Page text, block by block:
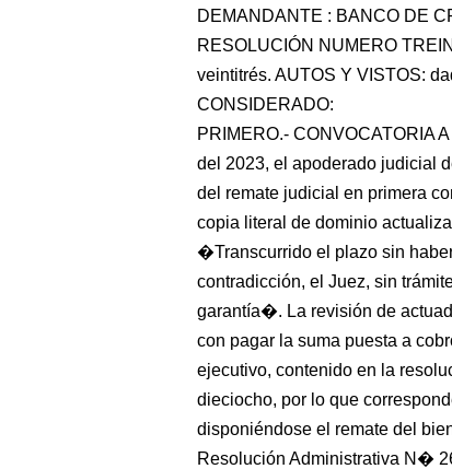
DEMANDANTE : BANCO DE
RESOLUCIÓN NUMERO
veintitrés. AUTOS Y VISTOS:
CONSIDERADO:
PRIMERO.- CONVOCATORIA
del 2023, el apoderado judicial
del remate judicial en primera
copia literal de dominio
�Transcurrido el plazo sin
contradicción, el Juez, sin
garantía�. La revisión de
con pagar la suma puesta a
ejecutivo, contenido en la
dieciocho, por lo que
disponiéndose el remate del
Resolución Administrativa N�